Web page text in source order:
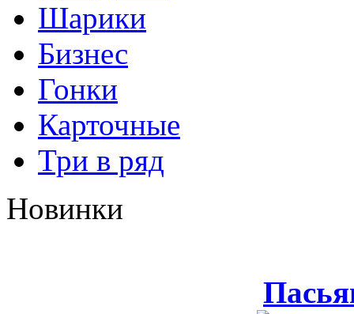
Шарики
Бизнес
Гонки
Карточные
Три в ряд
Новинки